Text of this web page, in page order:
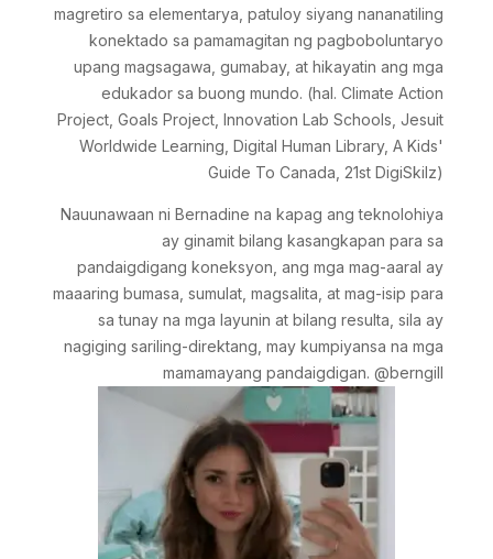
magretiro sa elementarya, patuloy siyang nananatiling
konektado sa pamamagitan ng pagboboluntaryo
upang magsagawa, gumabay, at hikayatin ang mga
edukador sa buong mundo. (hal. Climate Action
Project, Goals Project, Innovation Lab Schools, Jesuit
Worldwide Learning, Digital Human Library, A Kids'
Guide To Canada, 21st DigiSkilz)
Nauunawaan ni Bernadine na kapag ang teknolohiya
ay ginamit bilang kasangkapan para sa
pandaigdigang koneksyon, ang mga mag-aaral ay
maaaring bumasa, sumulat, magsalita, at mag-isip para
sa tunay na mga layunin at bilang resulta, sila ay
nagiging sariling-direktang, may kumpiyansa na mga
mamamayang pandaigdigan. @berngill